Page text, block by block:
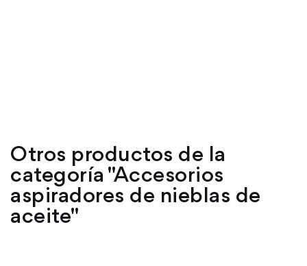
Otros productos de la
categoría "Accesorios
aspiradores de nieblas de
aceite"